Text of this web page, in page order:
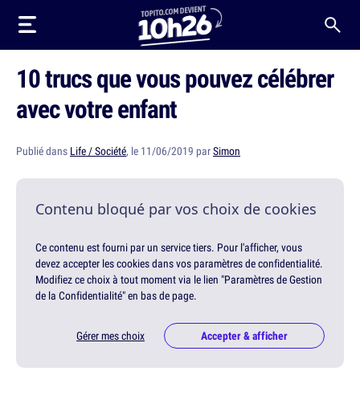
10 trucs que vous pouvez célébrer
avec votre enfant
Publié dans Life / Société, le 11/06/2019 parSimon
Contenu bloqué par vos choix de cookies
Ce contenu est fourni par un service tiers. Pour l'afficher, vous
devez accepter les cookies dans vos paramètres de confidentialité.
Modifiez ce choix à tout moment via le lien "Paramètres de Gestion
de la Confidentialité" en bas de page.
Gérer mes choix Accepter & afficher